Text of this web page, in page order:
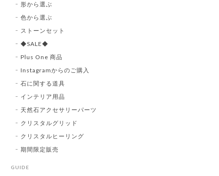
形から選ぶ
色から選ぶ
ストーンセット
◆SALE◆
Plus One 商品
Instagramからのご購入
石に関する道具
インテリア用品
天然石アクセサリーパーツ
クリスタルグリッド
クリスタルヒーリング
期間限定販売
GUIDE